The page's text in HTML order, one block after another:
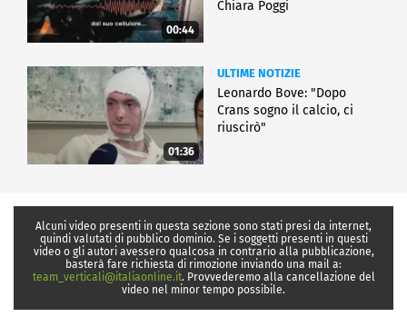
00:44
Chiara Poggi
01:36
ULTIME NOTIZIE
Leonardo Bove: "Dopo
Crans sogno il calcio, ci
riuscirò"
Alcuni video presenti in questa sezione sono stati presi da internet,
quindi valutati di pubblico dominio. Se i soggetti presenti in questi
video o gli autori avessero qualcosa in contrario alla pubblicazione,
basterà fare richiesta di rimozione inviando una mail a:
team_verticali@italiaonline.it. Provvederemo alla cancellazione del
video nel minor tempo possibile.